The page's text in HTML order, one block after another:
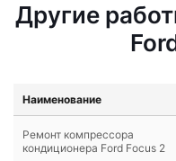
Другие
Наименование
Ремонт компрессора
кондиционера Ford Focus 2